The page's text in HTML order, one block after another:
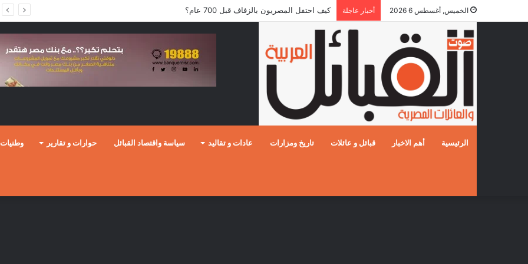
الخميس, أغسطس 6 2026 أخبار عاجلة كيف احتفل المصريون بالزفاف قبل 700 عام؟
الرئيسية أهم الاخبار قبائل و عائلات تاريخ ومزارات عادات و تقاليد سياسة واقتصاد القبائل حوارات و تقارير وطنيات